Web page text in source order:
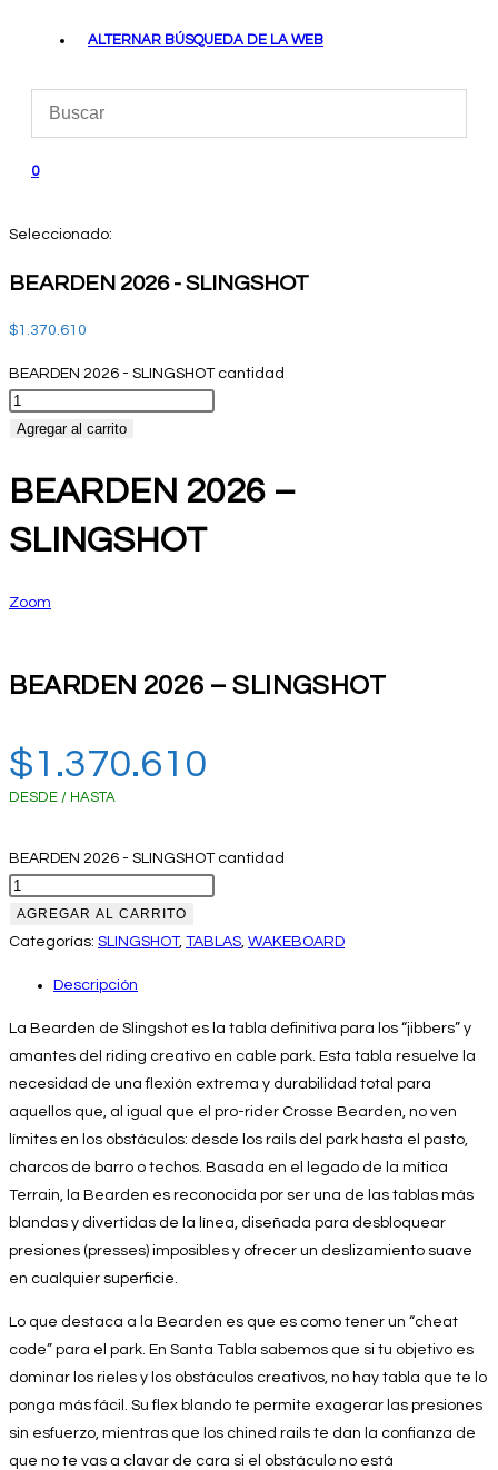
ALTERNAR BÚSQUEDA DE LA WEB
0
Seleccionado:
BEARDEN 2026 - SLINGSHOT
$1.370.610
BEARDEN 2026 - SLINGSHOT cantidad
Agregar al carrito
BEARDEN 2026 –
SLINGSHOT
Zoom
BEARDEN 2026 – SLINGSHOT
$1.370.610
DESDE / HASTA
BEARDEN 2026 - SLINGSHOT cantidad
AGREGAR AL CARRITO
Categorías: SLINGSHOT, TABLAS, WAKEBOARD
Descripción
La Bearden de Slingshot es la tabla definitiva para los “jibbers” y
amantes del riding creativo en cable park. Esta tabla resuelve la
necesidad de una flexión extrema y durabilidad total para
aquellos que, al igual que el pro-rider Crosse Bearden, no ven
límites en los obstáculos: desde los rails del park hasta el pasto,
charcos de barro o techos. Basada en el legado de la mítica
Terrain, la Bearden es reconocida por ser una de las tablas más
blandas y divertidas de la línea, diseñada para desbloquear
presiones (presses) imposibles y ofrecer un deslizamiento suave
en cualquier superficie.
Lo que destaca a la Bearden es que es como tener un “cheat
code” para el park. En Santa Tabla sabemos que si tu objetivo es
dominar los rieles y los obstáculos creativos, no hay tabla que te lo
ponga más fácil. Su flex blando te permite exagerar las presiones
sin esfuerzo, mientras que los chined rails te dan la confianza de
que no te vas a clavar de cara si el obstáculo no está